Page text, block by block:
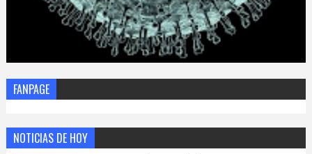
FANPAGE
NOTICIAS DE HOY